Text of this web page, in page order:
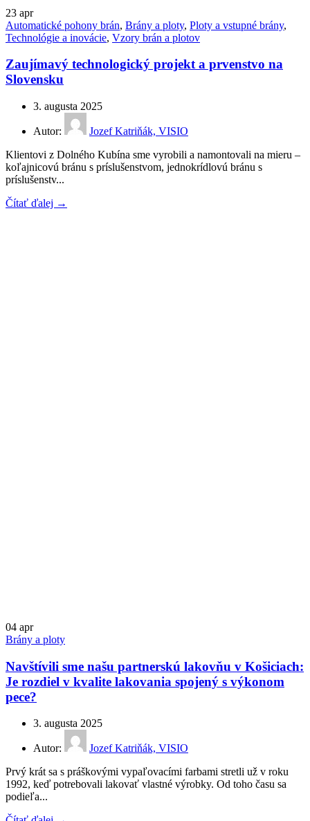
23 apr
Automatické pohony brán, Brány a ploty, Ploty a vstupné brány,
Technológie a inovácie, Vzory brán a plotov
Zaujímavý technologický projekt a prvenstvo na
Slovensku
3. augusta 2025
Autor:
Jozef Katriňák, VISIO
Klientovi z Dolného Kubína sme vyrobili a namontovali na mieru –
koľajnicovú bránu s príslušenstvom, jednokrídlovú bránu s
príslušenstv...
Čítať ďalej →
04 apr
Brány a ploty
Navštívili sme našu partnerskú lakovňu v Košiciach:
Je rozdiel v kvalite lakovania spojený s výkonom
pece?
3. augusta 2025
Autor:
Jozef Katriňák, VISIO
Prvý krát sa s práškovými vypaľovacími farbami stretli už v roku
1992, keď potrebovali lakovať vlastné výrobky. Od toho času sa
podieľa...